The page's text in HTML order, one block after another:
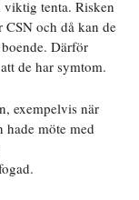
viktig tenta. Risken
och då kan de
Därför
de har symtom.
exempelvis när
hade möte med